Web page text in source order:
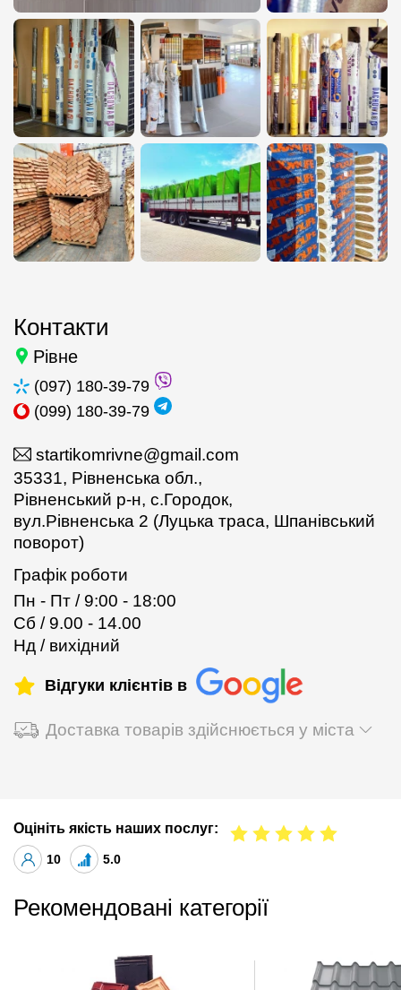
Контакти
Рівне
(097) 180-39-79
(099) 180-39-79
startikomrivne@gmail.com
35331, Рівненська обл.,
Рівненський р-н, с.Городок,
вул.Рівненська 2 (Луцька траса, Шпанівський
поворот)
Графік роботи
Пн - Пт / 9:00 - 18:00
Сб / 9.00 - 14.00
Нд / вихідний
Відгуки клієнтів в
Доставка товарів здійснюється у міста
Оцініть якість наших послуг:
10 5.0
Рекомендовані категорії